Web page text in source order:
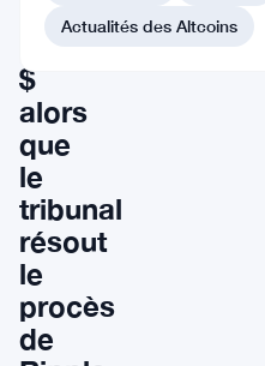
$
alors
que
le
tribunal
résout
le
procès
de
Actualités des Altcoins